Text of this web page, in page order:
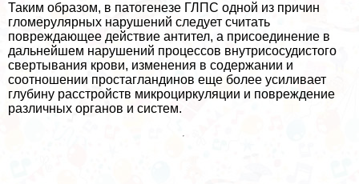
Таким образом, в патогенезе ГЛПС одной из причин
гломерулярных нарушений следует считать
повреждающее действие антител, а присоединение в
дальнейшем нарушений процессов внутрисосудистого
свертывания крови, изменения в содержании и
соотношении простагландинов еще более усиливает
глубину расстройств микроциркуляции и повреждение
различных органов и систем.